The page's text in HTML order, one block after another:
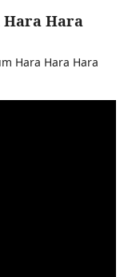
Hara
Hara Hara Hara